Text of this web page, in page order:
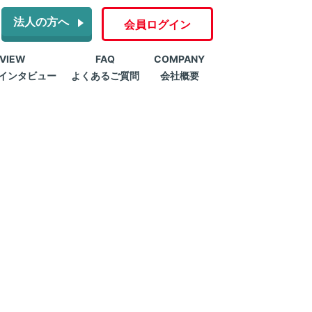
法人の方へ 会員ログイン
ンタビュー
FAQ
よくあるご質問
COMPANY
会社概要